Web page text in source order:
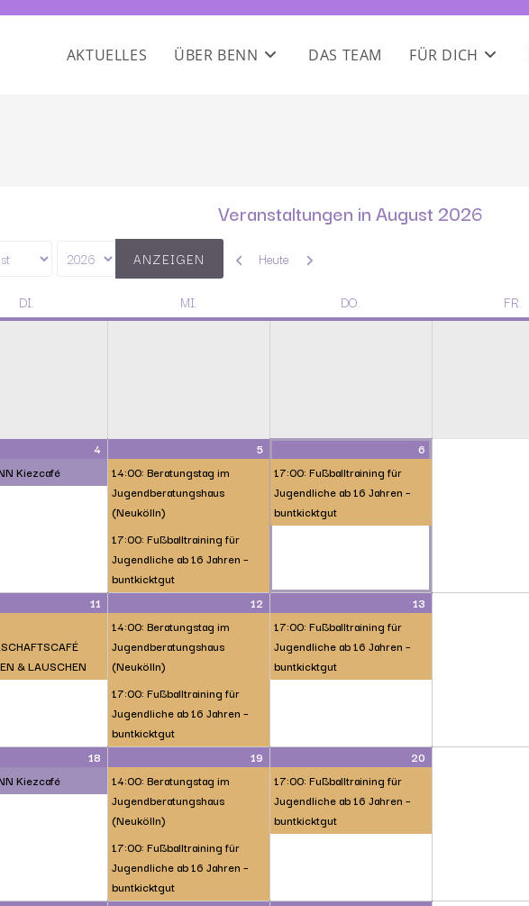
AKTUELLES ÜBER BENN DAS TEAM FÜR DICH
Veranstaltungen in August 2026
Zurück
Heute Weiter
DI. MI. DO. FR.
4
Kiezcafé
5
14:00: Beratungstag im
Jugendberatungshaus
(Neukölln)
17:00: Fußballtraining für
Jugendliche ab 16 Jahren –
buntkicktgut
6
17:00: Fußballtraining für
Jugendliche ab 16 Jahren –
buntkicktgut
11
& LAUSCHEN
12
14:00: Beratungstag im
Jugendberatungshaus
(Neukölln)
17:00: Fußballtraining für
Jugendliche ab 16 Jahren –
buntkicktgut
13
17:00: Fußballtraining für
Jugendliche ab 16 Jahren –
buntkicktgut
18
Kiezcafé
19
14:00: Beratungstag im
Jugendberatungshaus
(Neukölln)
17:00: Fußballtraining für
Jugendliche ab 16 Jahren –
buntkicktgut
20
17:00: Fußballtraining für
Jugendliche ab 16 Jahren –
buntkicktgut